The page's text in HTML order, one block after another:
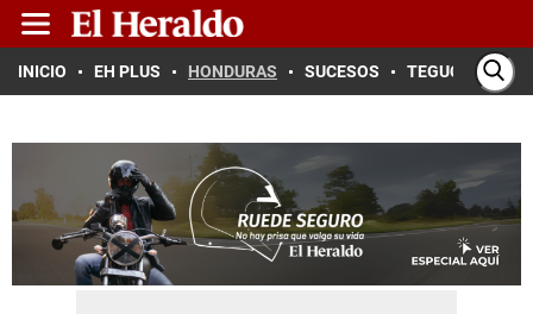
INICIO EH PLUS HONDURAS SUCESOS TEGUCIGALPA